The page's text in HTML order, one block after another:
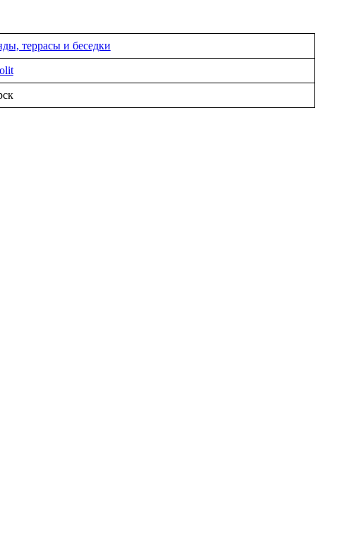
террасы и беседки